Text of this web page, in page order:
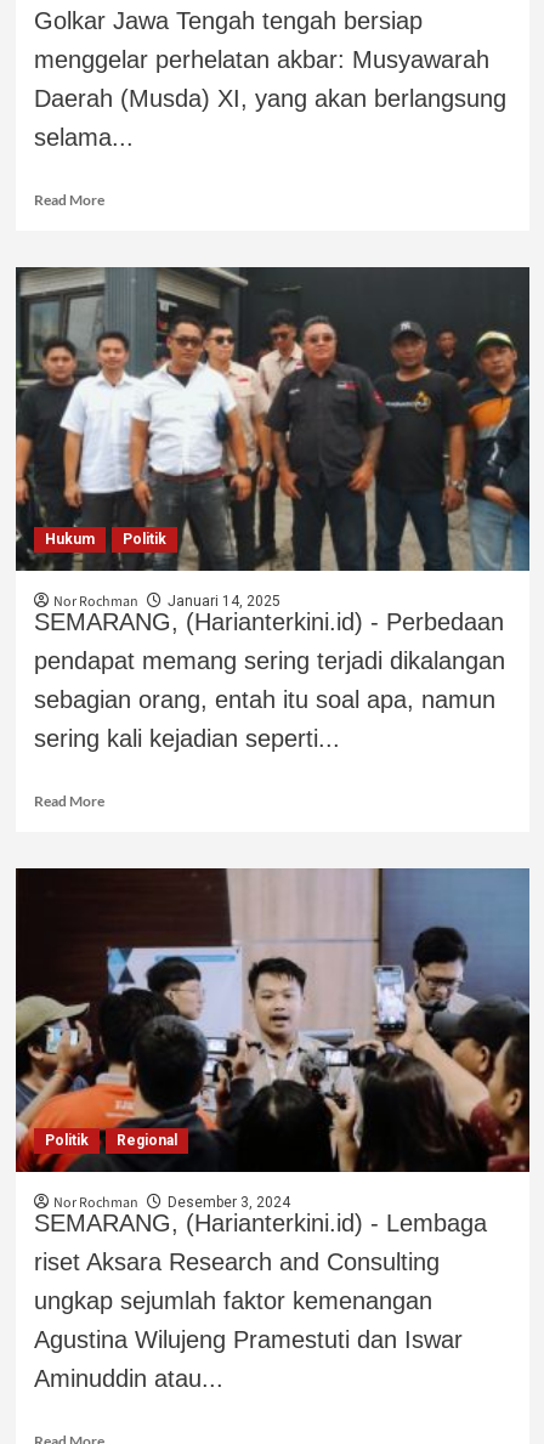
Golkar Jawa Tengah tengah bersiap
menggelar perhelatan akbar: Musyawarah
Daerah (Musda) XI, yang akan berlangsung
selama...
Read More
Hukum Politik
Nor Rochman Januari 14, 2025
SEMARANG, (Harianterkini.id) - Perbedaan
pendapat memang sering terjadi dikalangan
sebagian orang, entah itu soal apa, namun
sering kali kejadian seperti...
Read More
Politik Regional
Nor Rochman Desember 3, 2024
SEMARANG, (Harianterkini.id) - Lembaga
riset Aksara Research and Consulting
ungkap sejumlah faktor kemenangan
Agustina Wilujeng Pramestuti dan Iswar
Aminuddin atau...